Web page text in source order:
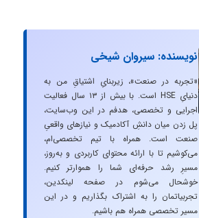
نویسنده: سیروان شیخی
«تجربه در صنعت»، زیربنایِ اشتیاقِ من به
دنیایِ HSE است. با بیش از ۱۳ سال فعالیت
اجرایی و تخصصی، هدفم در این وب‌سایت،
پل زدن میان دانشِ آکادمیک و نیازهای واقعیِ
صنعت است. همراه با تیم تخصصی‌ام،
می‌کوشیم تا با ارائه محتوای کاربردی و به‌روز،
مسیرِ رشد حرفه‌ای شما را هموارتر کنیم.
خوشحال می‌شوم در صفحه لینکدین،
تجربیاتمان را به اشتراک بگذاریم و در این
مسیر تخصصی همراه هم باشیم.